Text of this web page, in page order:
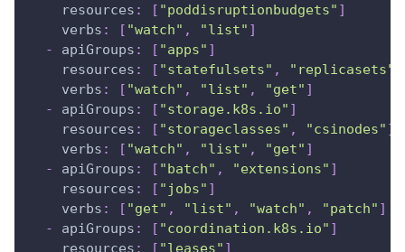
resources : [ "poddisruptionbudgets" ]
verbs : [ "watch" , "list" ]
-
apiGroups : [ "apps" ]
resources : [ "statefulsets" , "replicasets"
verbs : [ "watch" , "list" , "get" ]
-
apiGroups : [ "storage.k8s.io" ]
resources : [ "storageclasses" , "csinodes" ]
verbs : [ "watch" , "list" , "get" ]
-
apiGroups : [ "batch" , "extensions" ]
resources : [ "jobs" ]
verbs : [ "get" , "list" , "watch" , "patch" ]
-
apiGroups : [ "coordination.k8s.io" ]
resources : [ "leases" ]